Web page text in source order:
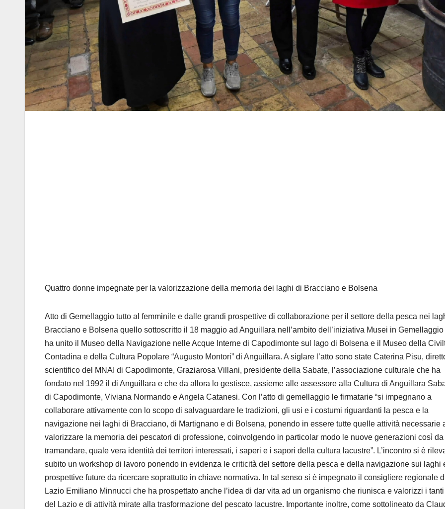
Quattro donne impegnate per la valorizzazione della memoria dei laghi di Bracciano e Bolsena
Atto di Gemellaggio tutto al femminile e dalle grandi prospettive di collaborazione per il settore della pesca nei
Bracciano e Bolsena quello sottoscritto il 18 maggio ad Anguillara nell’ambito dell’iniziativa Musei in
ha unito il Museo della Navigazione nelle Acque Interne di Capodimonte sul lago di Bolsena e il Museo della
Contadina e della Cultura Popolare “Augusto Montori” di Anguillara. A siglare l’atto sono state Caterina Pisu,
scientifico del MNAI di Capodimonte, Graziarosa Villani, presidente della Sabate, l’associazione culturale che ha
fondato nel 1992 il di Anguillara e che da allora lo gestisce, assieme alle assessore alla Cultura di Anguillara
di Capodimonte, Viviana Normando e Angela Catanesi. Con l’atto di gemellaggio le firmatarie “si impegnano a
collaborare attivamente con lo scopo di salvaguardare le tradizioni, gli usi e i costumi riguardanti la pesca e la
navigazione nei laghi di Bracciano, di Martignano e di Bolsena, ponendo in essere tutte quelle attività necessarie
valorizzare la memoria dei pescatori di professione, coinvolgendo in particolar modo le nuove generazioni così da
tramandare, quale vera identità dei territori interessati, i saperi e i sapori della cultura lacustre”. L’incontro si è
subito un workshop di lavoro ponendo in evidenza le criticità del settore della pesca e della navigazione sui laghi
prospettive future da ricercare soprattutto in chiave normativa. In tal senso si è impegnato il consigliere regionale
Lazio Emiliano Minnucci che ha prospettato anche l’idea di dar vita ad un organismo che riunisca e valorizzi i
del Lazio e di attività mirate alla trasformazione del pescato lacustre. Importante inoltre, come sottolineato da